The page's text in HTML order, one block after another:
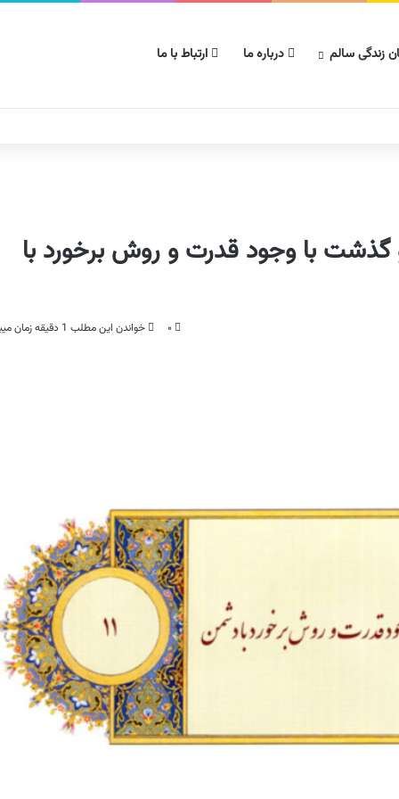
زندگی سالم درباره ما ارتباط با ما
با وجود قدرت و روش برخورد با
۰ خواندن این مطلب 1 دقیقه زمان میبرد